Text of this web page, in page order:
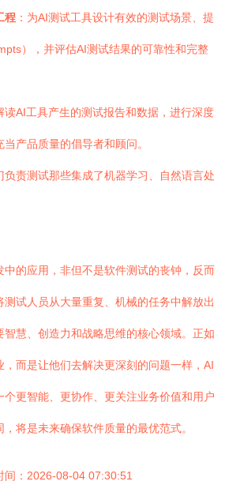
程 ：为AI测试工具设计有效的测试场景、提
），并评估AI测试结果的可靠性和完整
读AI工具产生的测试报告和数据，进行深度
产品质量的倡导者和顾问。
负责测试那些集成了机器学习、自然语言处
中的应用，非但不是软件测试的丧钟，反而
试人员从大量重复、机械的任务中解放出
慧、创造力和战略思维的核心领域。正如
而是让他们去解决更深刻的问题一样，AI
更智能、更协作、更关注业务价值和用户
将是未来确保软件质量的最优范式。
间：2026-08-04 07:30:51